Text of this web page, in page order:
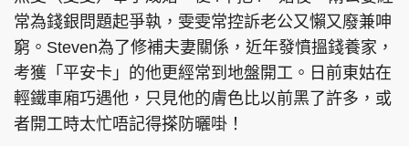
常為錢銀問題起爭執，雯雯常控訴老公又懶又廢兼呻
窮。Steven為了修補夫妻關係，近年發憤搵錢養家，
考獲「平安卡」的他更經常到地盤開工。日前東姑在
輕鐵車廂巧遇他，只見他的膚色比以前黑了許多，或
者開工時太忙唔記得搽防曬啩！